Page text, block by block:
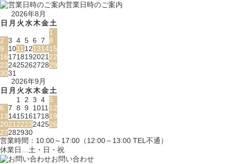
営業日時のご案内
2026年8月
日 月 火水木金土
1
2 3 4 5 6 7 8
9
101112131415
16171819202122
23242526272829
3031
2026年9月
日 月 火水木金土
1 2 3 4 5
6 7 8 9 101112
13141516171819
20212223242526
27282930
営業時間：10:00～17:00（12:00～13:00 TEL不通）
休業日…土・日・祝
お問い合わせ